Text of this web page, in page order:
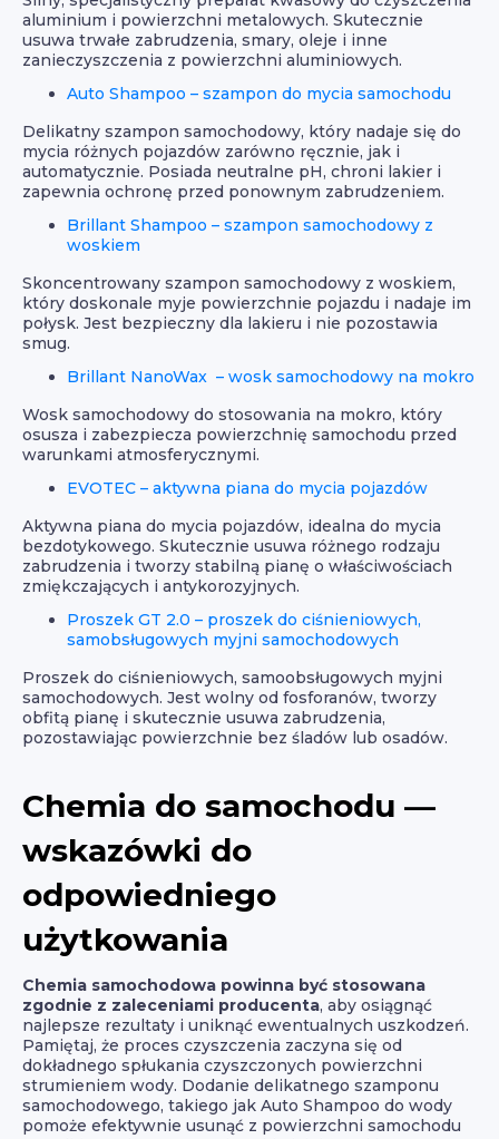
aluminium i powierzchni metalowych. Skutecznie
usuwa trwałe zabrudzenia, smary, oleje i inne
zanieczyszczenia z powierzchni aluminiowych.
Auto Shampoo – szampon do mycia samochodu
Delikatny szampon samochodowy, który nadaje się do
mycia różnych pojazdów zarówno ręcznie, jak i
automatycznie. Posiada neutralne pH, chroni lakier i
zapewnia ochronę przed ponownym zabrudzeniem.
Brillant Shampoo – szampon samochodowy z
woskiem
Skoncentrowany szampon samochodowy z woskiem,
który doskonale myje powierzchnie pojazdu i nadaje im
połysk. Jest bezpieczny dla lakieru i nie pozostawia
smug.
Brillant NanoWax – wosk samochodowy na mokro
Wosk samochodowy do stosowania na mokro, który
osusza i zabezpiecza powierzchnię samochodu przed
warunkami atmosferycznymi.
EVOTEC – aktywna piana do mycia pojazdów
Aktywna piana do mycia pojazdów, idealna do mycia
bezdotykowego. Skutecznie usuwa różnego rodzaju
zabrudzenia i tworzy stabilną pianę o właściwościach
zmiękczających i antykorozyjnych.
Proszek GT 2.0 – proszek do ciśnieniowych,
samobsługowych myjni samochodowych
Proszek do ciśnieniowych, samoobsługowych myjni
samochodowych. Jest wolny od fosforanów, tworzy
obfitą pianę i skutecznie usuwa zabrudzenia,
pozostawiając powierzchnie bez śladów lub osadów.
Chemia do samochodu —
wskazówki do
odpowiedniego
użytkowania
Chemia samochodowa powinna być stosowana
zgodnie z zaleceniami producenta, aby osiągnąć
najlepsze rezultaty i uniknąć ewentualnych uszkodzeń.
Pamiętaj, że proces czyszczenia zaczyna się od
dokładnego spłukania czyszczonych powierzchni
strumieniem wody. Dodanie delikatnego szamponu
samochodowego, takiego jak Auto Shampoo do wody
pomoże efektywnie usunąć z powierzchni samochodu